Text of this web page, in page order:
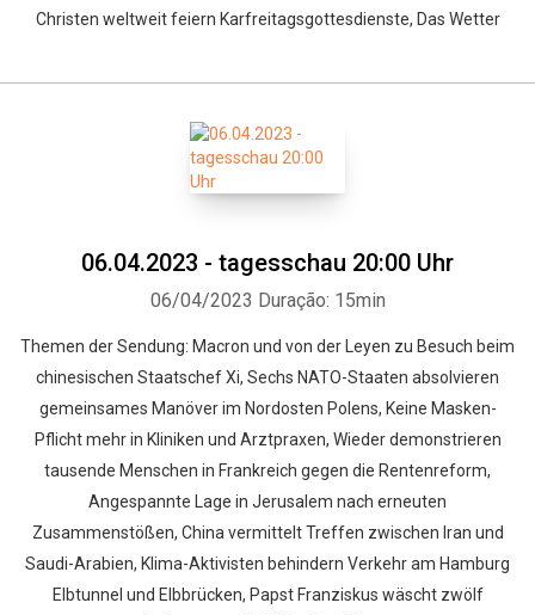
Christen weltweit feiern Karfreitagsgottesdienste, Das Wetter
06.04.2023 - tagesschau 20:00 Uhr
06/04/2023 Duração: 15min
Themen der Sendung: Macron und von der Leyen zu Besuch beim
chinesischen Staatschef Xi, Sechs NATO-Staaten absolvieren
gemeinsames Manöver im Nordosten Polens, Keine Masken-
Pflicht mehr in Kliniken und Arztpraxen, Wieder demonstrieren
tausende Menschen in Frankreich gegen die Rentenreform,
Angespannte Lage in Jerusalem nach erneuten
Zusammenstößen, China vermittelt Treffen zwischen Iran und
Saudi-Arabien, Klima-Aktivisten behindern Verkehr am Hamburg
Elbtunnel und Elbbrücken, Papst Franziskus wäscht zwölf